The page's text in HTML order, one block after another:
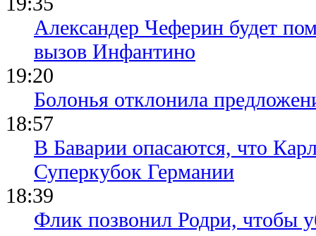
Александер Чеферин будет
вызов Инфантино
19:20
Болонья отклонила
18:57
В Баварии опасаются, что
Суперкубок Германии
18:39
Флик позвонил Родри, чтобы